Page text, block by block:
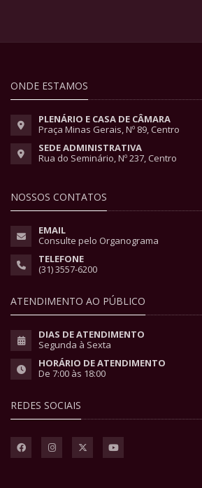
ONDE ESTAMOS
PLENÁRIO E CASA DE CÂMARA
Praça Minas Gerais, Nº 89, Centro
SEDE ADMINISTRATIVA
Rua do Seminário, Nº 237, Centro
NOSSOS CONTATOS
EMAIL
Consulte pelo Organograma
TELEFONE
(31) 3557-6200
ATENDIMENTO AO PÚBLICO
DIAS DE ATENDIMENTO
Segunda à Sexta
HORÁRIO DE ATENDIMENTO
De 7:00 às 18:00
REDES SOCIAIS